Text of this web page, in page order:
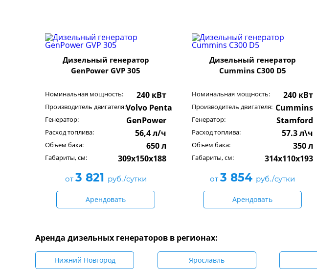
Дизельный генератор
GenPower GVP 305
Номинальная мощность: 240 кВт
Производитель двигателя:Volvo Penta
Генератор: GenPower
Расход топлива: 56,4 л/ч
Объем бака: 650 л
Габариты, см: 309x150x188
от 3 821 руб./сутки
Арендовать
Дизельный генератор
Cummins C300 D5
Номинальная мощность: 240 кВт
Производитель двигателя: Cummins
Генератор: Stamford
Расход топлива: 57.3 л\ч
Объем бака: 350 л
Габариты, см: 314x110x193
от 3 854 руб./сутки
Арендовать
Аренда дизельных генераторов в регионах:
Нижний Новгород Ярославль